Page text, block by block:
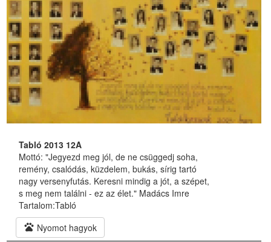
Tabló 2013 12A
Mottó: "Jegyezd meg jól, de ne csüggedj soha,
remény, csalódás, küzdelem, bukás, sírig tartó
nagy versenyfutás. Keresni mindig a jót, a szépet,
s meg nem találni - ez az élet." Madács Imre
Tartalom:Tabló
pets Nyomot hagyok